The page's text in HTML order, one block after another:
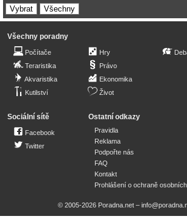
Všechny poradny
Počítače
Teraristika
Akvaristika
Kutilství
Hry
Právo
Ekonomika
Život
Sociální sítě
Facebook
Twitter
Ostatní odkazy
Pravidla
Reklama
Podpořte nás
FAQ
Kontakt
Prohlášení o ochraně
© 2005-2026 Poradna.net –